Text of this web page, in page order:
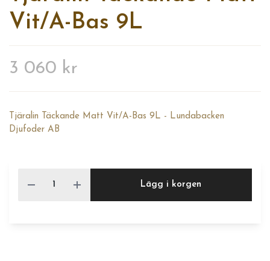
Vit/A-Bas 9L
3 060 kr
Tjäralin Täckande Matt Vit/A-Bas 9L - Lundabacken
Djufoder AB
Lägg i korgen